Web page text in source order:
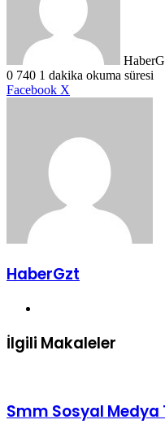
0 740 1 dakika okuma süresi
Facebook X
HaberGzt
İlgili Makaleler
Smm Sosyal